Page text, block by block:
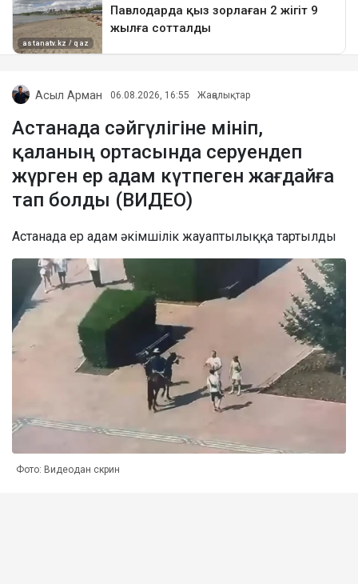
Асыл Арман 06.08.2026, 16:55 Жаңалықтар
Астанада сәйгүлігіне мініп,
қаланың ортасында серуендеп
жүрген ер адам күтпеген жағдайға
тап болды (ВИДЕО)
Астанада ер адам әкімшілік жауаптылыққа тартылды
Фото: Видеодан скрин